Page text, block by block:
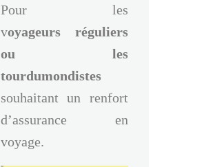
Pour les
voyageurs
réguliers
ou les
tourdumondistes
souhaitant un renfort
d’assurance en
voyage.